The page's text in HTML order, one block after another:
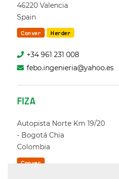
46220 Valencia
Spain
Conver Herder
+34 961 231 008
febo.ingenieria@yahoo.es
FIZA
Autopista Norte Km 19/20
- Bogotá Chia
Colombia
Conver